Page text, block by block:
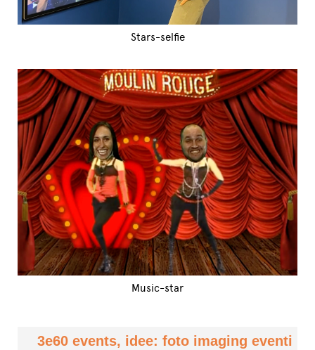
Stars-selfie
Music-star
3e60 events, idee: foto imaging eventi